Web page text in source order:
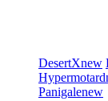
DesertXnew
Hypermotard
Panigalenew